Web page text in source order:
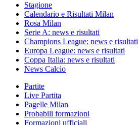
Stagione
Calendario e Risultati Milan
Rosa Milan
Serie A: news e risultati
Champions League: news e risultati
Europa League: news e risultati
Coppa Italia: news e risultati
News Calcio
Partite
Live Partita
Pagelle Milan
Probabili formazioni
Formazioni ufficiali